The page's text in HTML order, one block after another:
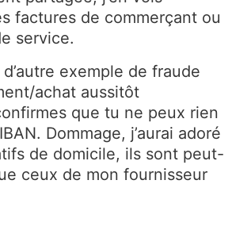
factures de commerçant ou
service.
d’autre exemple de fraude
achat aussitôt
que tu ne peux rien
Dommage, j’aurai adoré
de domicile, ils sont peut-
ceux de mon fournisseur